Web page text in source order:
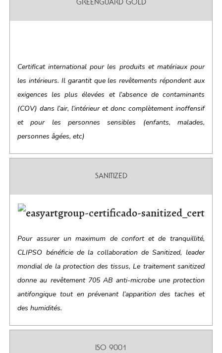
GREENGUARD GOLD
Certificat international pour les produits et matériaux pour
les intérieurs. Il garantit que les revêtements répondent aux
exigences les plus élevées et l’absence de contaminants
(COV) dans l’air, l’intérieur et donc complètement inoffensif
et pour les personnes sensibles (enfants, malades,
personnes âgées, etc)
SANITIZED
Pour assurer un maximum de confort et de tranquillité,
CLIPSO bénéficie de la collaboration de Sanitized, leader
mondial de la protection des tissus, Le traitement sanitized
donne au revêtement 705 AB anti-microbe une protection
antifongique tout en prévenant l’apparition des taches et
des humidités.
ISO 9001